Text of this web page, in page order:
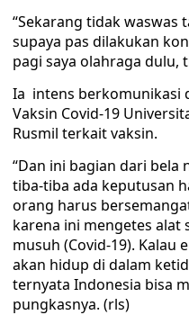
“Sekarang tidak waswas
supaya pas dilakukan
pagi saya olahraga dulu,
Ia intens berkomunikasi
Vaksin Covid-19
Rusmil terkait vaksin.
“Dan ini bagian dari bela
tiba-tiba ada keputusan
orang harus
karena ini mengetes alat
musuh (Covid-19). Kalau
akan hidup di dalam
ternyata Indonesia bisa
pungkasnya. (rls)